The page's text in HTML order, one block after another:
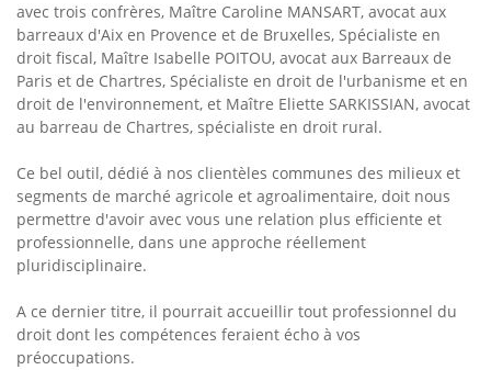
avec trois confrères, Maître Caroline MANSART, avocat aux
barreaux d'Aix en Provence et de Bruxelles, Spécialiste en
droit fiscal, Maître Isabelle POITOU, avocat aux Barreaux de
Paris et de Chartres, Spécialiste en droit de l'urbanisme et en
droit de l'environnement, et Maître Eliette SARKISSIAN, avocat
au barreau de Chartres, spécialiste en droit rural.
Ce bel outil, dédié à nos clientèles communes des milieux et
segments de marché agricole et agroalimentaire, doit nous
permettre d'avoir avec vous une relation plus efficiente et
professionnelle, dans une approche réellement
pluridisciplinaire.
A ce dernier titre, il pourrait accueillir tout professionnel du
droit dont les compétences feraient écho à vos
préoccupations.